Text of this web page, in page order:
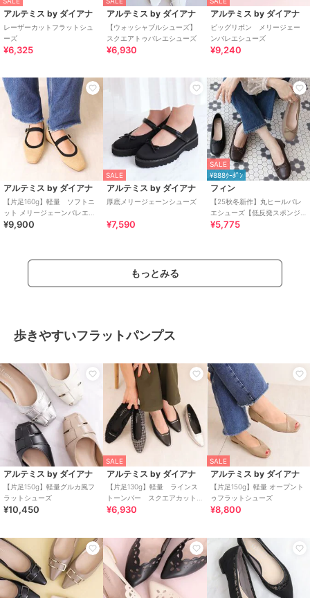
アルテミス by ダイアナ
レーザーカットフラットシュ
ーズ
¥6,325
アルテミス by ダイアナ
【ウォッシャブルシューズ】
スクエアトゥバレエシューズ
¥6,930
アルテミス by ダイアナ
ビッグリボン メリージェー
ンバレエシューズ
¥9,240
アルテミス by ダイアナ
【片足160g】軽量 ソフトニ
ット メリージェーンバレエシ
ューズ
¥9,900
SALE
アルテミス by ダイアナ
厚底メリージェーンシューズ
¥7,590
SALE
¥888ｸｰﾎﾟﾝ
フィン
【25秋冬新作】丸ヒールバレ
エシューズ【低反発スポンジ
入り】
¥5,775
もっとみる
歩きやすいフラットパンプス
アルテミス by ダイアナ
【片足150g】軽量グルカ風フ
ラットシューズ
¥10,450
SALE
アルテミス by ダイアナ
【片足130g】軽量 ラインス
トーンバー スクエアカット
フラットシューズ
¥6,930
SALE
アルテミス by ダイアナ
【片足150g】軽量 オープント
ゥフラットシューズ
¥8,800